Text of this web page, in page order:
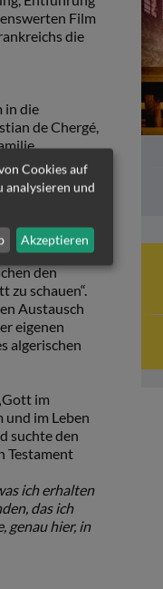
Film
die
in die
de Chergé,
wurde er
gerettet.
den
Gottes“
den
zu schauen“.
Austausch
eigenen
algerischen
im
und im Leben
suchte den
Testament
ich erhalten
das ich
genau hier, in
Cookies auf
analysieren und
Akzeptieren